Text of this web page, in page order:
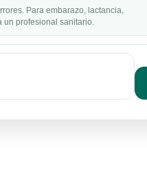
Para embarazo, lactancia,
profesional sanitario.